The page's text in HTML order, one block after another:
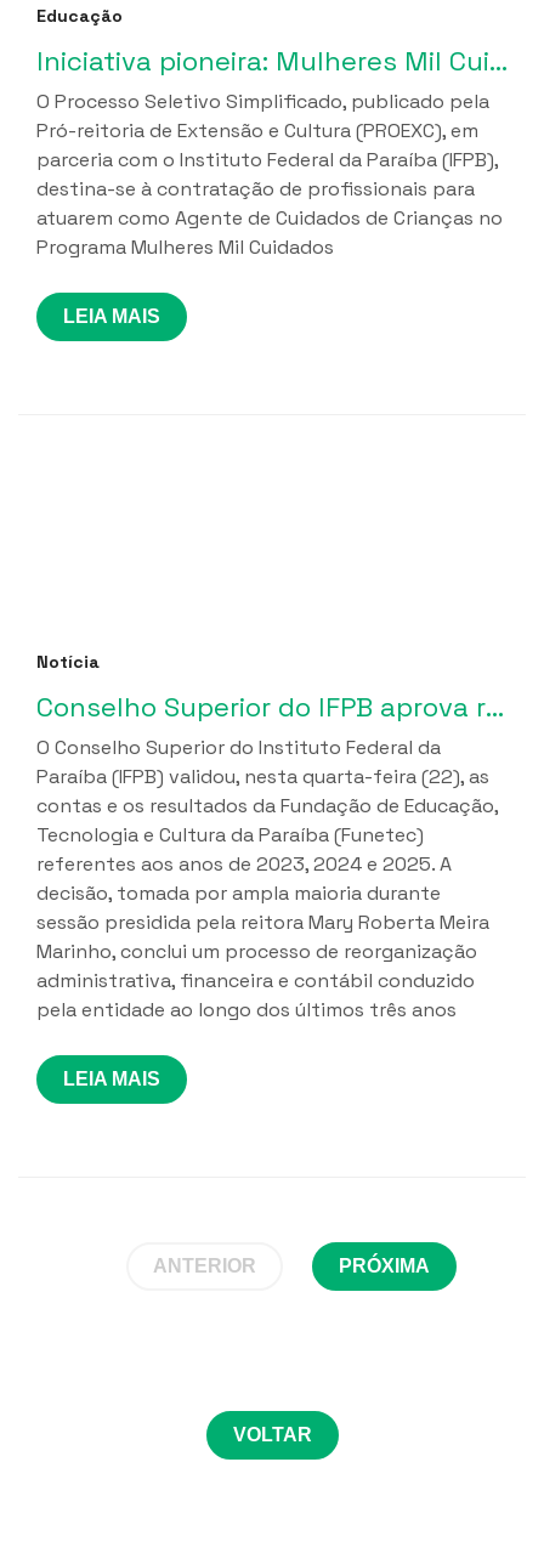
Educação
Iniciativa pioneira: Mulheres Mil Cuidados lança seleção de profissionais para implantação de Cuidotecas na Paraíba
O Processo Seletivo Simplificado, publicado pela
Pró-reitoria de Extensão e Cultura (PROEXC), em
parceria com o Instituto Federal da Paraíba (IFPB),
destina-se à contratação de profissionais para
atuarem como Agente de Cuidados de Crianças no
Programa Mulheres Mil Cuidados
LEIA MAIS
Notícia
Conselho Superior do IFPB aprova relatórios de gestão da Funetec e ciclo de regularização fiscal iniciado em 2023
O Conselho Superior do Instituto Federal da
Paraíba (IFPB) validou, nesta quarta-feira (22), as
contas e os resultados da Fundação de Educação,
Tecnologia e Cultura da Paraíba (Funetec)
referentes aos anos de 2023, 2024 e 2025. A
decisão, tomada por ampla maioria durante
sessão presidida pela reitora Mary Roberta Meira
Marinho, conclui um processo de reorganização
administrativa, financeira e contábil conduzido
pela entidade ao longo dos últimos três anos
LEIA MAIS
ANTERIOR PRÓXIMA
VOLTAR